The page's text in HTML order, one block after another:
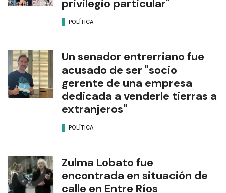
privilegio particular"
POLÍTICA
Un senador entrerriano fue
acusado de ser "socio
gerente de una empresa
dedicada a venderle tierras a
extranjeros"
POLÍTICA
Zulma Lobato fue
encontrada en situación de
calle en Entre Ríos